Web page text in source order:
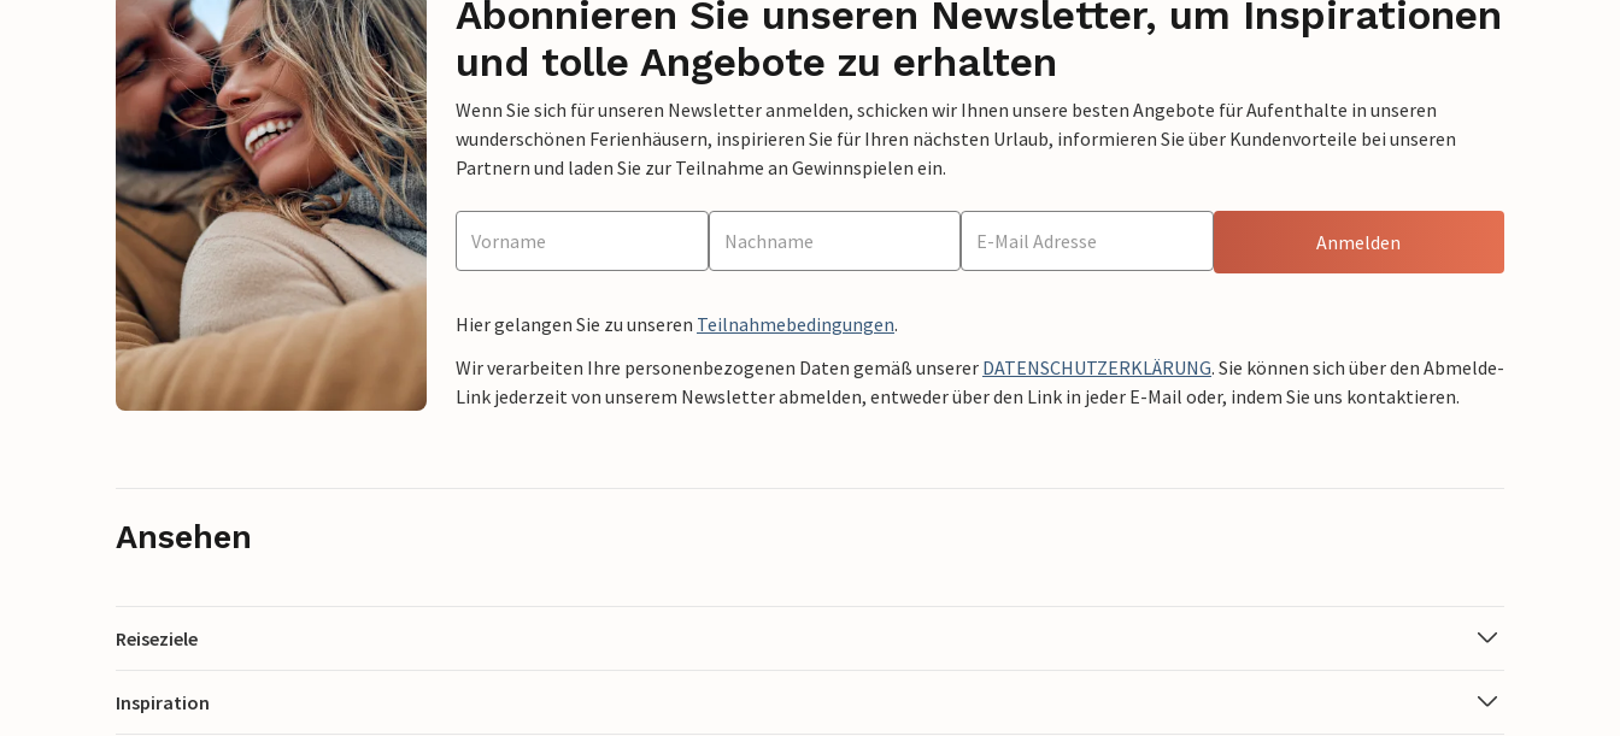
Abonnieren Sie unseren Newsletter, um Inspirationen
und tolle Angebote zu erhalten
Wenn Sie sich für unseren Newsletter anmelden, schicken wir Ihnen unsere besten Angebote für Aufenthalte in unseren
wunderschönen Ferienhäusern, inspirieren Sie für Ihren nächsten Urlaub, informieren Sie über Kundenvorteile bei unseren
Partnern und laden Sie zur Teilnahme an Gewinnspielen ein.
Anmelden
Hier gelangen Sie zu unseren Teilnahmebedingungen.
Wir verarbeiten Ihre personenbezogenen Daten gemäß unserer DATENSCHUTZERKLÄRUNG. Sie können sich über den Abmelde-
Link jederzeit von unserem Newsletter abmelden, entweder über den Link in jeder E-Mail oder, indem Sie uns kontaktieren.
Ansehen
Reiseziele
Inspiration